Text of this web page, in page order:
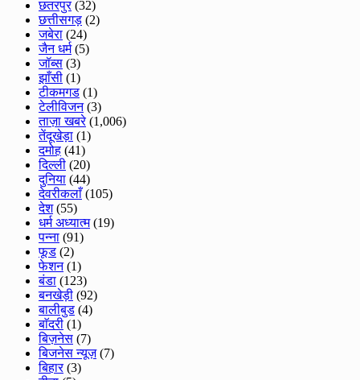
छतरपुर(32)
छत्तीसगड़ (2)
जबेरा (24)
जैन धर्म(5)
जॉब्स (3)
झाँसी (1)
टीकमगड (1)
टेलीविजन(3)
ताज़ा खबरे(1,006)
तेंदूखेड़ा (1)
दमोह (41)
दिल्ली (20)
दुनिया (44)
देवरीकलाँ(105)
देश(55)
धर्म अध्यात्म(19)
पन्ना (91)
फूड (2)
फेशन(1)
बंडा (123)
बनखेड़ी (92)
बालीबुड (4)
बाॅदरी (1)
बिज़नेस (7)
बिजनेस न्यूज़(7)
बिहार(3)